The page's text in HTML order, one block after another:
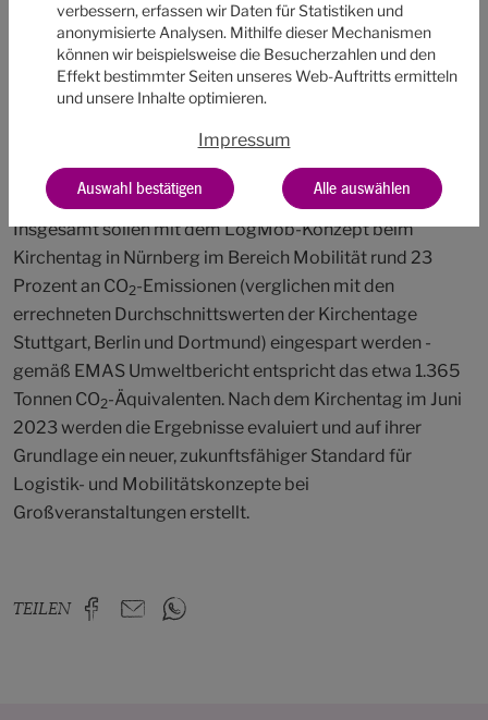
eine weitere Schulung im Februar 2023 – dabei ging es
vor allem um die Frage, wie sich Fahrtwege mit guter
Planung und technischen Hilfsmitteln verkürzen,
optimieren oder sogar komplett vermeiden lassen. Auch
zum Projekt LogMob geplant – sowohl für Fachpublikum
als auch für die interessierte Allgemeinheit.
Insgesamt sollen mit dem LogMob-Konzept beim
Kirchentag in Nürnberg im Bereich Mobilität rund 23
Prozent an CO2-Emissionen (verglichen mit den
errechneten Durchschnittswerten der Kirchentage
Stuttgart, Berlin und Dortmund) eingespart werden -
gemäß EMAS Umweltbericht entspricht das etwa 1.365
Tonnen CO2-Äquivalenten. Nach dem Kirchentag im Juni
2023 werden die Ergebnisse evaluiert und auf ihrer
Grundlage ein neuer, zukunftsfähiger Standard für
Logistik- und Mobilitätskonzepte bei
Großveranstaltungen erstellt.
TEILEN
verbessern, erfassen wir Daten für Statistiken und
anonymisierte Analysen. Mithilfe dieser Mechanismen
können wir beispielsweise die Besucherzahlen und den
Effekt bestimmter Seiten unseres Web-Auftritts ermitteln
und unsere Inhalte optimieren.
Impressum
Auswahl bestätigen Alle auswählen